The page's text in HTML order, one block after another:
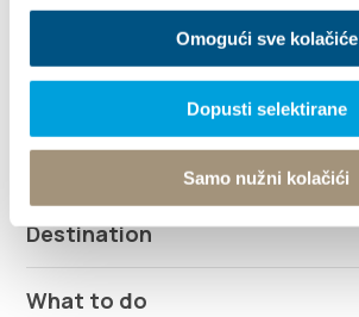
Omogući sve kolačiće
Dopusti selektirane
Samo nužni kolačići
Destination
What to do